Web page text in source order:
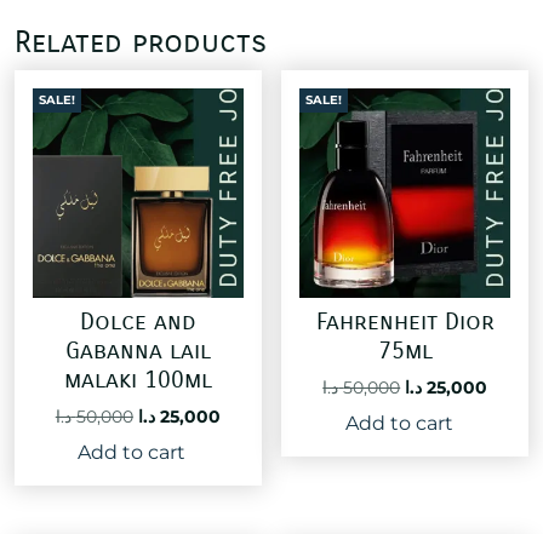
Related products
SALE!
Dolce and
Gabanna lail
malaki 100ml
50,000 د.ا
Original
price
25,000 د.ا
Current
Add to cart
SALE!
Fahrenheit Dior
75ml
50,000 د.ا
Original
price
25,000 د.ا
Add to cart